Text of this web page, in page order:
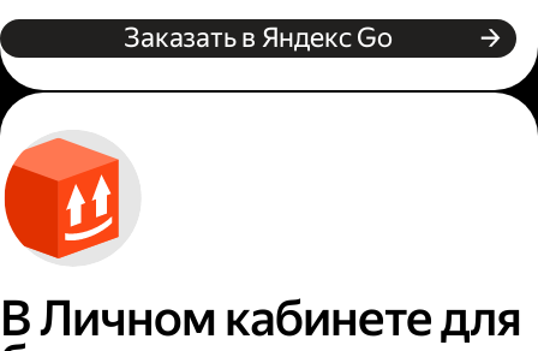
Заказать в Яндекс Go
В Личном кабинете для